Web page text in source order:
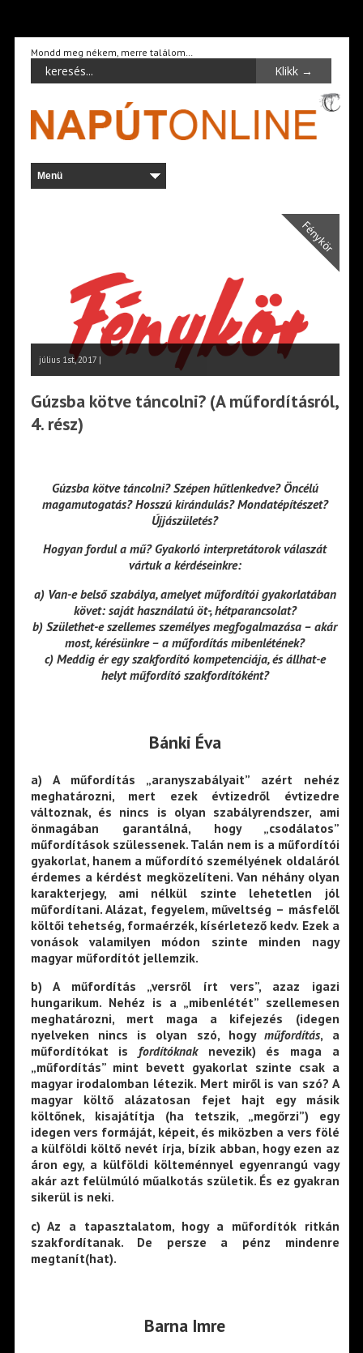
Mondd meg nékem, merre találom…
Fénykör
július 1st, 2017 |
Gúzsba kötve táncolni? (A műfordításról,
4. rész)
Gúzsba kötve táncolni? Szépen hűtlenkedve? Öncélú
magamutogatás? Hosszú kirándulás? Mondatépítészet?
Újjászületés?
Hogyan fordul a mű? Gyakorló interpretátorok válaszát
vártuk a kérdéseinkre:
a) Van-e belső szabálya, amelyet műfordítói gyakorlatában
követ: saját használatú öt-, hétparancsolat?
b) Születhet-e szellemes személyes megfogalmazása – akár
most, kérésünkre – a műfordítás mibenlétének?
c) Meddig ér egy szakfordító kompetenciája, és állhat-e
helyt műfordító szakfordítóként?
Bánki Éva
a) A műfordítás „aranyszabályait” azért nehéz
meghatározni, mert ezek évtizedről évtizedre
változnak, és nincs is olyan szabályrendszer, ami
önmagában garantálná, hogy „csodálatos”
műfordítások szülessenek. Talán nem is a műfordítói
gyakorlat, hanem a műfordító személyének oldaláról
érdemes a kérdést megközelíteni. Van néhány olyan
karakterjegy, ami nélkül szinte lehetetlen jól
műfordítani. Alázat, fegyelem, műveltség – másfelől
költői tehetség, formaérzék, kísérletező kedv. Ezek a
vonások valamilyen módon szinte minden nagy
magyar műfordítót jellemzik.
b) A műfordítás „versről írt vers”, azaz igazi
hungarikum. Nehéz is a „mibenlétét” szellemesen
meghatározni, mert maga a kifejezés (idegen
nyelveken nincs is olyan szó, hogyműfordítás, a
műfordítókat is fordítóknaknevezik) és maga a
„műfordítás” mint bevett gyakorlat szinte csak a
magyar irodalomban létezik. Mert miről is van szó? A
magyar költő alázatosan fejet hajt egy másik
költőnek, kisajátítja (ha tetszik, „megőrzi”) egy
idegen vers formáját, képeit, és miközben a vers fölé
a külföldi költő nevét írja, bízik abban, hogy ezen az
áron egy, a külföldi költeménnyel egyenrangú vagy
akár azt felülmúló műalkotás születik. És ez gyakran
sikerül is neki.
c) Az a tapasztalatom, hogy a műfordítók ritkán
szakfordítanak. De persze a pénz mindenre
megtanít(hat).
Barna Imre